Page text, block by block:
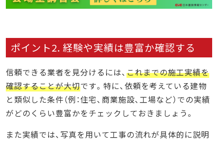
ポイント2. 経験や実績は豊富か確認する
信頼できる業者を見分けるには、これまでの施工実績を
確認することが大切です。特に、依頼を考えている建物
と類似した条件（例：住宅、商業施設、工場など）での実績
がどのくらい豊富かをチェックしておきましょう。
また実績では、写真を用いて工事の流れが具体的に説明